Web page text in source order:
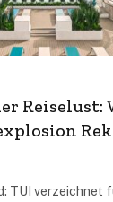
Reiselust:
TUI verzeichnet